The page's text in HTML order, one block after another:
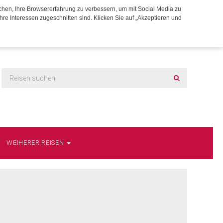
Ihre Browsererfahrung zu verbessern, um mit Social Media zu
Interessen zugeschnitten sind. Klicken Sie auf „Akzeptieren und
WEIHERER REISEN